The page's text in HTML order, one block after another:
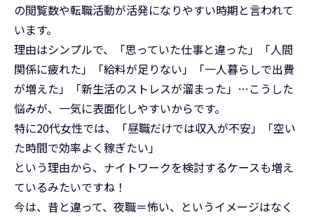
の閲覧数や転職活動が活発になりやすい時期と言われて
います。
理由はシンプルで、「思っていた仕事と違った」「人間
関係に疲れた」「給料が足りない」「一人暮らしで出費
が増えた」「新生活のストレスが溜まった」…こうした
悩みが、一気に表面化しやすいからです。
特に20代女性では、「昼職だけでは収入が不安」「空い
た時間で効率よく稼ぎたい」
という理由から、ナイトワークを検討するケースも増え
ているみたいですね！
今は、昔と違って、夜職＝怖い、というイメージはなく